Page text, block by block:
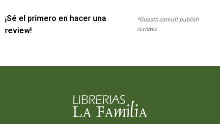
¡Sé el primero en hacer una
review!
*Guests cannot publish
reviews